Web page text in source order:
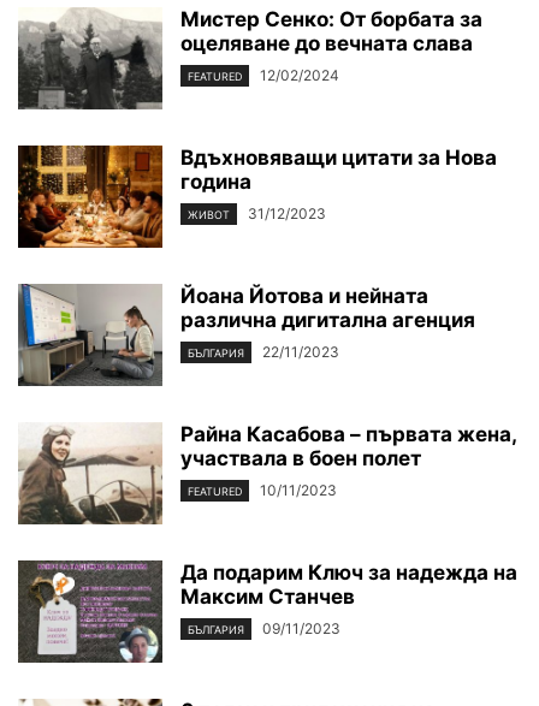
Мистер Сенко: От борбата за
оцеляване до вечната слава
FEATURED 12/02/2024
Вдъхновяващи цитати за Нова
година
ЖИВОТ 31/12/2023
Йоана Йотова и нейната
различна дигитална агенция
БЪЛГАРИЯ 22/11/2023
Райна Касабова – първата жена,
участвала в боен полет
FEATURED 10/11/2023
Да подарим Ключ за надежда на
Максим Станчев
БЪЛГАРИЯ 09/11/2023